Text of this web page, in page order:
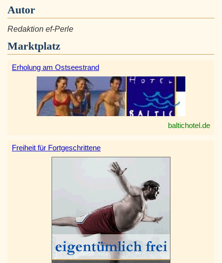
Autor
Redaktion ef-Perle
Marktplatz
Erholung am Ostseestrand
baltichotel.de
Freiheit für Fortgeschrittene